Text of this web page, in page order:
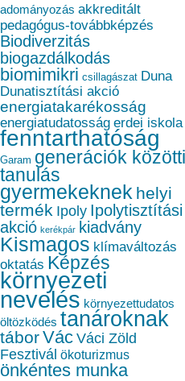
adományozás akkreditált
pedagógus-továbbképzés
Biodiverzitás
biogazdálkodás
biomimikri csillagászat Duna
Dunatisztítási akció
energiatakarékosság
energiatudatosság erdei iskola
fenntarthatóság
Garam generációk közötti
tanulás
gyermekeknek helyi
termék Ipoly Ipolytisztítási
akció kerékpár kiadvány
Kismagos klímaváltozás
oktatás Képzés
környezeti
nevelés környezettudatos
öltözködés tanároknak
táborVác Váci Zöld
Fesztivál ökoturizmus
önkéntes munka